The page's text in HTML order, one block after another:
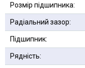
Розмір підшипника:
Радіальний зазор:
Підшипник:
Рядність: